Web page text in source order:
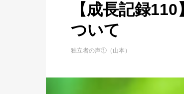
【成長記録
ついて
独立者の声①（山本）